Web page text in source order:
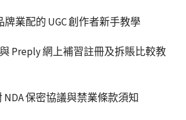
業配的 UGC 創作者新手教學
Preply 網上補習註冊及拆賬比較教
NDA 保密協議與禁業條款須知